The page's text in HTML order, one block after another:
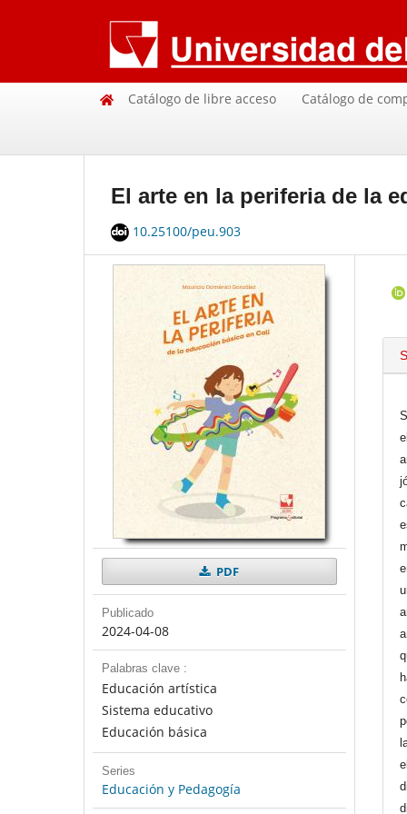
Catálogo de libre acceso Catálogo de
El arte en la periferia de la
10.25100/peu.903
PDF
Publicado
2024-04-08
Palabras clave :
Educación artística
Sistema educativo
Educación básica
Series
Educación y Pedagogía